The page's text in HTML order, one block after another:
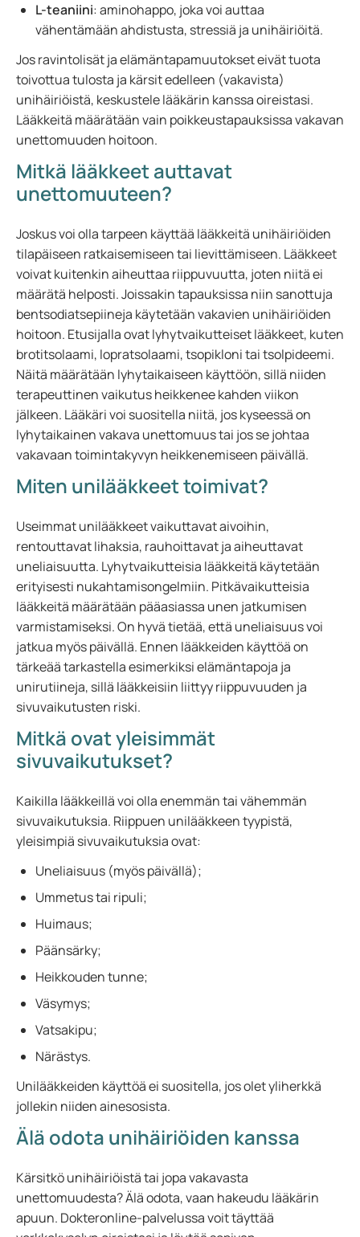
L-teaniini: aminohappo, joka voi auttaa
vähentämään ahdistusta, stressiä ja unihäiriöitä.
Jos ravintolisät ja elämäntapamuutokset eivät tuota
toivottua tulosta ja kärsit edelleen (vakavista)
unihäiriöistä, keskustele lääkärin kanssa oireistasi.
Lääkkeitä määrätään vain poikkeustapauksissa vakavan
unettomuuden hoitoon.
Mitkä lääkkeet auttavat
unettomuuteen?
Joskus voi olla tarpeen käyttää lääkkeitä unihäiriöiden
tilapäiseen ratkaisemiseen tai lievittämiseen. Lääkkeet
voivat kuitenkin aiheuttaa riippuvuutta, joten niitä ei
määrätä helposti. Joissakin tapauksissa niin sanottuja
bentsodiatsepiineja käytetään vakavien unihäiriöiden
hoitoon. Etusijalla ovat lyhytvaikutteiset lääkkeet, kuten
brotitsolaami, lopratsolaami, tsopikloni tai tsolpideemi.
Näitä määrätään lyhytaikaiseen käyttöön, sillä niiden
terapeuttinen vaikutus heikkenee kahden viikon
jälkeen. Lääkäri voi suositella niitä, jos kyseessä on
lyhytaikainen vakava unettomuus tai jos se johtaa
vakavaan toimintakyvyn heikkenemiseen päivällä.
Miten unilääkkeet toimivat?
Useimmat unilääkkeet vaikuttavat aivoihin,
rentouttavat lihaksia, rauhoittavat ja aiheuttavat
uneliaisuutta. Lyhytvaikutteisia lääkkeitä käytetään
erityisesti nukahtamisongelmiin. Pitkävaikutteisia
lääkkeitä määrätään pääasiassa unen jatkumisen
varmistamiseksi. On hyvä tietää, että uneliaisuus voi
jatkua myös päivällä. Ennen lääkkeiden käyttöä on
tärkeää tarkastella esimerkiksi elämäntapoja ja
unirutiineja, sillä lääkkeisiin liittyy riippuvuuden ja
sivuvaikutusten riski.
Mitkä ovat yleisimmät
sivuvaikutukset?
Kaikilla lääkkeillä voi olla enemmän tai vähemmän
sivuvaikutuksia. Riippuen unilääkkeen tyypistä,
yleisimpiä sivuvaikutuksia ovat:
Uneliaisuus (myös päivällä);
Ummetus tai ripuli;
Huimaus;
Päänsärky;
Heikkouden tunne;
Väsymys;
Vatsakipu;
Närästys.
Unilääkkeiden käyttöä ei suositella, jos olet yliherkkä
jollekin niiden ainesosista.
Älä odota unihäiriöiden kanssa
Kärsitkö unihäiriöistä tai jopa vakavasta
unettomuudesta? Älä odota, vaan hakeudu lääkärin
apuun. Dokteronline-palvelussa voit täyttää